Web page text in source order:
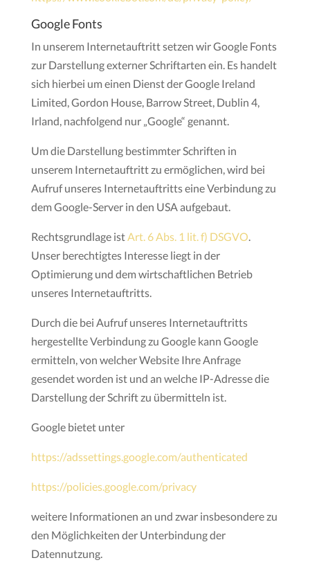
Google Fonts
In unserem Internetauftritt setzen wir Google Fonts
zur Darstellung externer Schriftarten ein. Es handelt
sich hierbei um einen Dienst der Google Ireland
Limited, Gordon House, Barrow Street, Dublin 4,
Irland, nachfolgend nur „Google“ genannt.
Um die Darstellung bestimmter Schriften in
unserem Internetauftritt zu ermöglichen, wird bei
Aufruf unseres Internetauftritts eine Verbindung zu
dem Google-Server in den USA aufgebaut.
Rechtsgrundlage istArt. 6 Abs. 1 lit. f) DSGVO.
Unser berechtigtes Interesse liegt in der
Optimierung und dem wirtschaftlichen Betrieb
unseres Internetauftritts.
Durch die bei Aufruf unseres Internetauftritts
hergestellte Verbindung zu Google kann Google
ermitteln, von welcher Website Ihre Anfrage
gesendet worden ist und an welche IP-Adresse die
Darstellung der Schrift zu übermitteln ist.
Google bietet unter
https://adssettings.google.com/authenticated
https://policies.google.com/privacy
weitere Informationen an und zwar insbesondere zu
den Möglichkeiten der Unterbindung der
Datennutzung.